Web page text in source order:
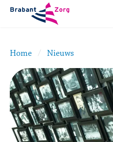
BrabantZorg Logo
Home Nieuws